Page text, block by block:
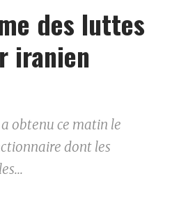
des luttes
iranien
obtenu ce matin le
dont les